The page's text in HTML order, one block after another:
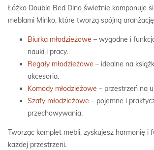
Łóżko Double Bed Dino świetnie komponuje
meblami Minko, które tworzą spójną
Biurka młodzieżowe – wygodne i
nauki i pracy.
Regały młodzieżowe – idealne na
akcesoria.
Komody młodzieżowe – przestrzeń na
Szafy młodzieżowe – pojemne i
przechowywania.
Tworząc komplet mebli, zyskujesz harmonię i
każdej przestrzeni.